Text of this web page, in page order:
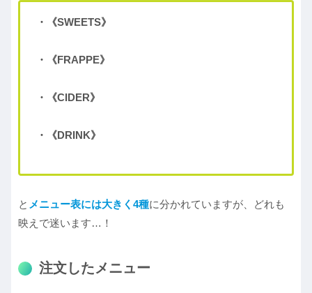
・《SWEETS》
・《FRAPPE》
・《CIDER》
・《DRINK》
と メニュー表には大きく4種に分かれていますが、どれも
映えで迷います…！
注文したメニュー